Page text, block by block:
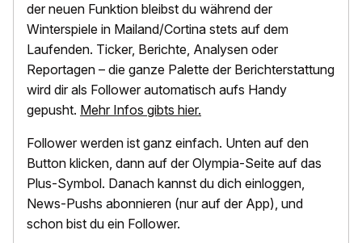
der neuen Funktion bleibst du während der
Winterspiele in Mailand/Cortina stets auf dem
Laufenden. Ticker, Berichte, Analysen oder
Reportagen – die ganze Palette der Berichterstattung
wird dir als Follower automatisch aufs Handy
gepusht. Mehr Infos gibts hier.
Follower werden ist ganz einfach. Unten auf den
Button klicken, dann auf der Olympia-Seite auf das
Plus-Symbol. Danach kannst du dich einloggen,
News-Pushs abonnieren (nur auf der App), und
schon bist du ein Follower.